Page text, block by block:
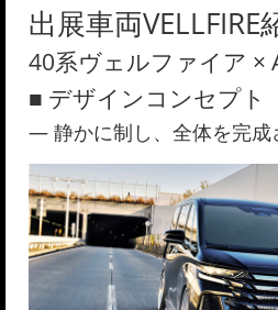
出展車両VELLFIRE
40系ヴェルファイア ×
■ デザインコンセプト
― 静かに制し、全体を完